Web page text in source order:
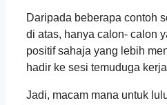
Daripada beberapa contoh
di atas, hanya calon- calon
positif sahaja yang lebih
hadir ke sesi temuduga
Jadi, macam mana untuk